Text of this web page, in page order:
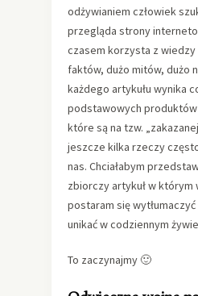
odżywianiem człowiek
przegląda strony
czasem korzysta z wiedzy
faktów, dużo mitów, dużo
każdego artykułu wynika
podstawowych
które są na tzw.
jeszcze kilka rzeczy
nas. Chciałabym
zbiorczy artykuł w którym
postaram się
unikać w codziennym
To zaczynajmy 🙂